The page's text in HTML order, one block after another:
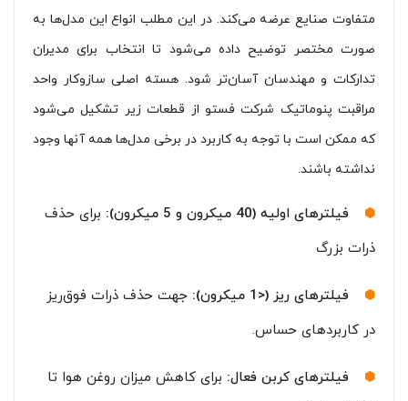
متفاوت صنایع عرضه می‌کند. در این مطلب انواع این مدل‌ها به
صورت مختصر توضیح داده می‌شود تا انتخاب برای مدیران
تدارکات و مهندسان آسان‌تر شود. هسته اصلی سازوکار واحد
مراقبت پنوماتیک شرکت فستو از قطعات زیر تشکیل می‌شود
که ممکن است با توجه به کاربرد در برخی مدل‌ها همه آنها وجود
نداشته باشند.
فیلترهای اولیه (40 میکرون و 5 میکرون):
برای حذف
ذرات بزرگ‌
فیلترهای ریز (<1 میکرون):
جهت حذف ذرات فوق‌ریز
در کاربردهای حساس.
فیلترهای کربن فعال: برای کاهش میزان روغن هوا تا